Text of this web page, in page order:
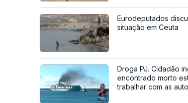
Eurodeputados
situação em Ceuta
Droga PJ. Cidadão
encontrado morto
trabalhar com as